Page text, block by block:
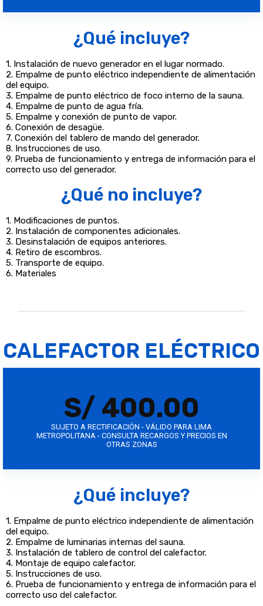
¿Qué incluye?
1. Instalación de nuevo generador en el lugar normado.
2. Empalme de punto eléctrico independiente de alimentación
del equipo.
3. Empalme de punto eléctrico de foco interno de la sauna.
4. Empalme de punto de agua fría.
5. Empalme y conexión de punto de vapor.
6. Conexión de desagüe.
7. Conexión del tablero de mando del generador.
8. Instrucciones de uso.
9. Prueba de funcionamiento y entrega de información para el
correcto uso del generador.
¿Qué no incluye?
1. Modificaciones de puntos.
2. Instalación de componentes adicionales.
3. Desinstalación de equipos anteriores.
4. Retiro de escombros.
5. Transporte de equipo.
6. Materiales
CALEFACTOR ELÉCTRICO
S/ 400.00
SUJETO A RECTIFICACIÓN - VÁLIDO PARA LIMA
METROPOLITANA - CONSULTA RECARGOS Y PRECIOS EN
OTRAS ZONAS
¿Qué incluye?
1. Empalme de punto eléctrico independiente de alimentación
del equipo.
2. Empalme de luminarias internas del sauna.
3. Instalación de tablero de control del calefactor.
4. Montaje de equipo calefactor.
5. Instrucciones de uso.
6. Prueba de funcionamiento y entrega de información para el
correcto uso del calefactor.